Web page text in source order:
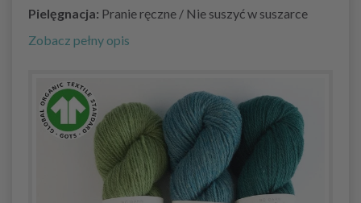
Pielęgnacja: Pranie ręczne / Nie suszyć w suszarce
Zobacz pełny opis